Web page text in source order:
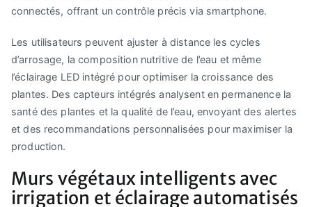
connectés, offrant un contrôle précis via smartphone.
Les utilisateurs peuvent ajuster à distance les cycles
d’arrosage, la composition nutritive de l’eau et même
l’éclairage LED intégré pour optimiser la croissance des
plantes. Des capteurs intégrés analysent en permanence la
santé des plantes et la qualité de l’eau, envoyant des alertes
et des recommandations personnalisées pour maximiser la
production.
Murs végétaux intelligents avec
irrigation et éclairage automatisés